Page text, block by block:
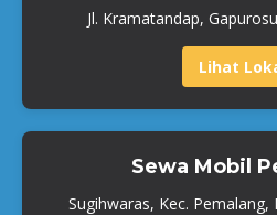
Jl. Kramatandap,
Lihat
Sewa Mobil
Sugihwaras, Kec.